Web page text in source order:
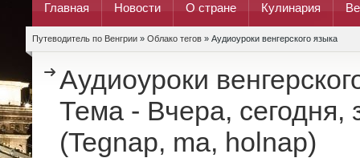
Главная Новости О стране Кулинария
Путеводитель по Венгрии » Облако тегов » Аудиоуроки венгерского языка
Аудиоуроки
Тема - Вчера, сегодня,
(Tegnap, ma, holnap)